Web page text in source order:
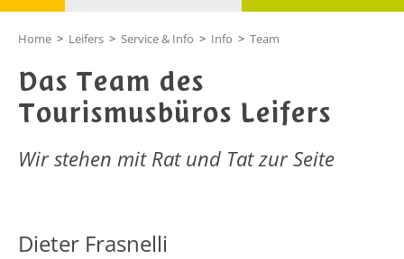
Home > Leifers > Service & Info > Info > Team
Das Team des
Tourismusbüros Leifers
Wir stehen mit Rat und Tat zur Seite
Dieter Frasnelli